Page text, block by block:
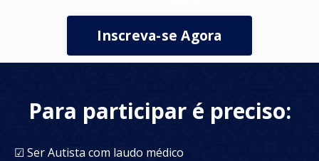
Inscreva-se Agora
Para participar é preciso:
☑ Ser Autista com laudo médico